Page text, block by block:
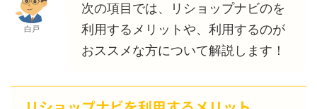
白戸
次の項目では、リショップナビのを
利用するメリットや、利用するのが
おススメな方について解説します！